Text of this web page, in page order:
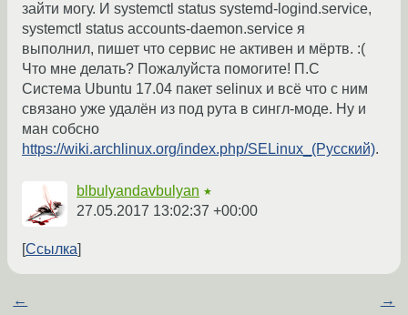
зайти могу. И systemctl status systemd-logind.service,
systemctl status accounts-daemon.service я
выполнил, пишет что сервис не активен и мёртв. :(
Что мне делать? Пожалуйста помогите! П.С
Система Ubuntu 17.04 пакет selinux и всё что с ним
связано уже удалён из под рута в сингл-моде. Ну и
ман собсно
https://wiki.archlinux.org/index.php/SELinux_(Русский).
blbulyandavbulyan ★
27.05.2017 13:02:37 +00:00
Ссылка
← →